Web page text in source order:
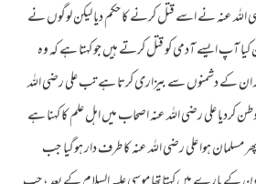
عنہ نے اسے قتل کرنے کا حکم دیا لیکن لوگوں نے
کیا آپ ایسے آدمی کو قتل کرتے ہیں جو کہتا ہے کہ وہ
کے دشمنوں سے بیزاری کرتا ہے تب علی رضی اللہ
علی رضی اللہ عنہ اصحاب میں اہل علم کا کہنا ہے
مسلمان ہوا علی رضی اللہ عنہ کا طرف دار ہوگیا جب